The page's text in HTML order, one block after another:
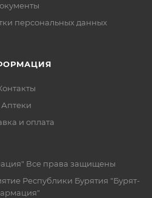
персональных данных
Аптеки
и оплата
Все права защищены
Республики Бурятия "Бурят-